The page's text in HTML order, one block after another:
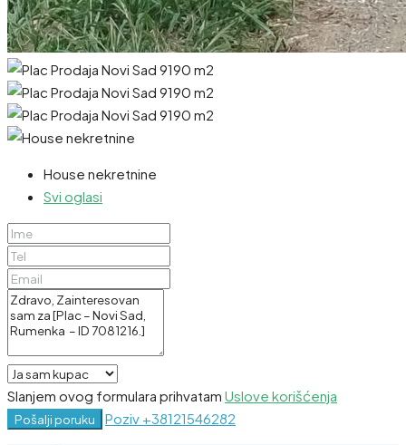
House nekretnine
Svi oglasi
Slanjem ovog formulara prihvatam Uslove korišćenja
Pošalji poruku Poziv +38121546282